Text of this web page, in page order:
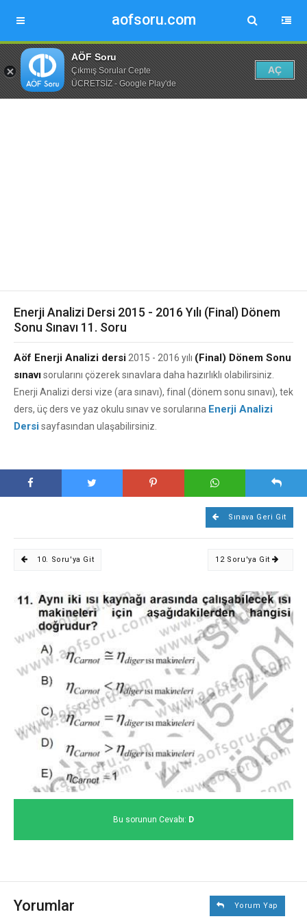
aofsoru.com
AÖF Soru
Çıkmış Sorular Cepte
ÜCRETSİZ - Google Play'de
AÇ
Enerji Analizi Dersi 2015 - 2016 Yılı (Final) Dönem
Sonu Sınavı 11. Soru
Aöf Enerji Analizi dersi 2015 - 2016 yılı (Final) Dönem Sonu
sınavısorularını çözerek sınavlara daha hazırlıklı olabilirsiniz.
Enerji Analizi dersi vize (ara sınavı), final (dönem sonu sınavı), tek
ders, üç ders ve yaz okulu sınav ve sorularına Enerji Analizi
Dersisayfasından ulaşabilirsiniz.
Sınava Geri Git
10. Soru'ya Git 12 Soru'ya Git
Bu sorunun Cevabı: D
Yorumlar Yorum Yap